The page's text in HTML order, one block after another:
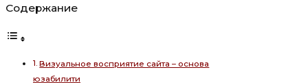
Содержание
Визуальное восприятие сайта – основа
юзабилити